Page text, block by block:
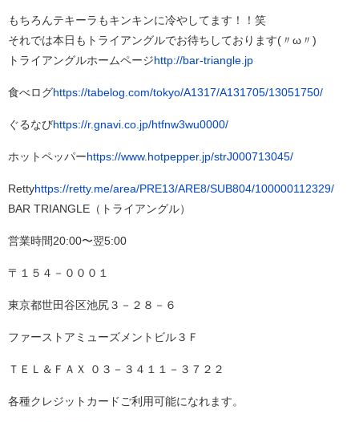
もちろんテキーラもキンキンに冷やしてます！！笑
それでは本日もトライアングルでお待ちしております(〃ω〃)
トライアングルホームページhttp://bar-triangle.jp
食べログhttps://tabelog.com/tokyo/A1317/A131705/13051750/
ぐるなびhttps://r.gnavi.co.jp/htfnw3wu0000/
ホットペッパーhttps://www.hotpepper.jp/strJ000713045/
Rettyhttps://retty.me/area/PRE13/ARE8/SUB804/100000112329/
BAR TRIANGLE（トライアングル）
営業時間20:00〜翌5:00
〒１５４－０００１
東京都世田谷区池尻３－２８－６
ファーストアミューズメントビル３Ｆ
ＴＥＬ＆ＦＡＸ ０３－３４１１－３７２２
各種クレジットカードご利用可能になれます。